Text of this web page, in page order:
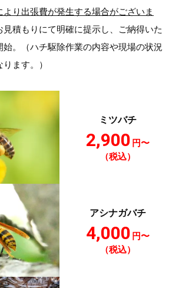
り出張費が発生する場合がございま
積もりにて明確に提示し、ご納得いた
。（ハチ駆除作業の内容や現場の状況
ます。）
ミツバチ
2,900 円〜
（税込）
アシナガバチ
4,000 円〜
（税込）